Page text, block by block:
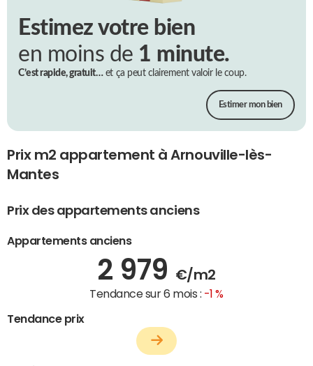
Estimez votre bien
en moins de 1 minute.
C’est rapide, gratuit…et ça peut clairement valoir le coup.
Estimer mon bien
Prix m2 appartement à Arnouville-lès-
Mantes
Prix des appartements anciens
Appartements anciens
2 979 €/m2
Tendance sur 6 mois : -1 %
Tendance prix